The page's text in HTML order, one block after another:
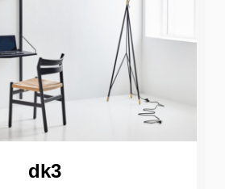
dk3